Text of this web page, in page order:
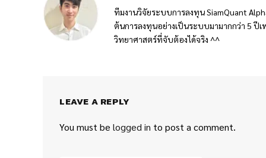
ทีมงานวิจัยระบบการลงทุน SiamQuant
ต้นการลงทุนอย่างเป็นระบบมามากกว่า 5 ปีเ
วิทยาศาสตร์ที่จับต้องได้จริง ^^
LEAVE A REPLY
You must be logged in to post a comment.